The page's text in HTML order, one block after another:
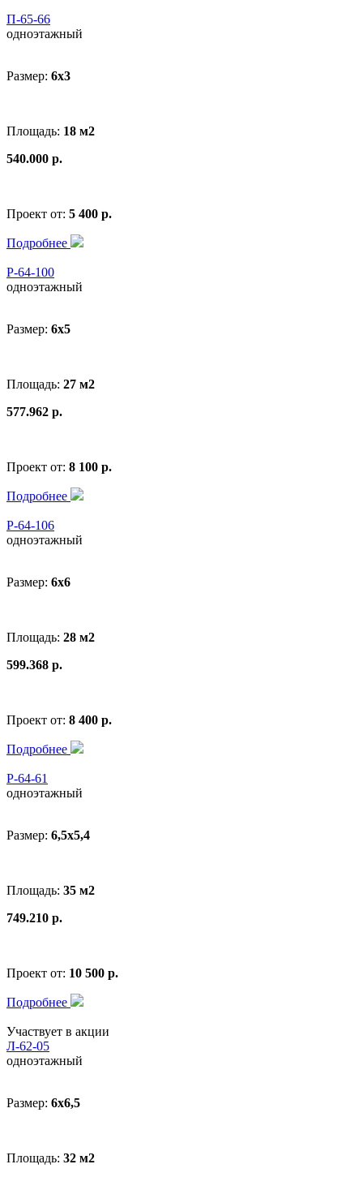
П-65-66
одноэтажный
Размер: 6x3
Площадь: 18 м2
540.000 р.
Проект от: 5 400 р.
Подробнее
Р-64-100
одноэтажный
Размер: 6x5
Площадь: 27 м2
577.962 р.
Проект от: 8 100 р.
Подробнее
Р-64-106
одноэтажный
Размер: 6x6
Площадь: 28 м2
599.368 р.
Проект от: 8 400 р.
Подробнее
Р-64-61
одноэтажный
Размер: 6,5х5,4
Площадь: 35 м2
749.210 р.
Проект от: 10 500 р.
Подробнее
Участвует в акции
Л-62-05
одноэтажный
Размер: 6x6,5
Площадь: 32 м2